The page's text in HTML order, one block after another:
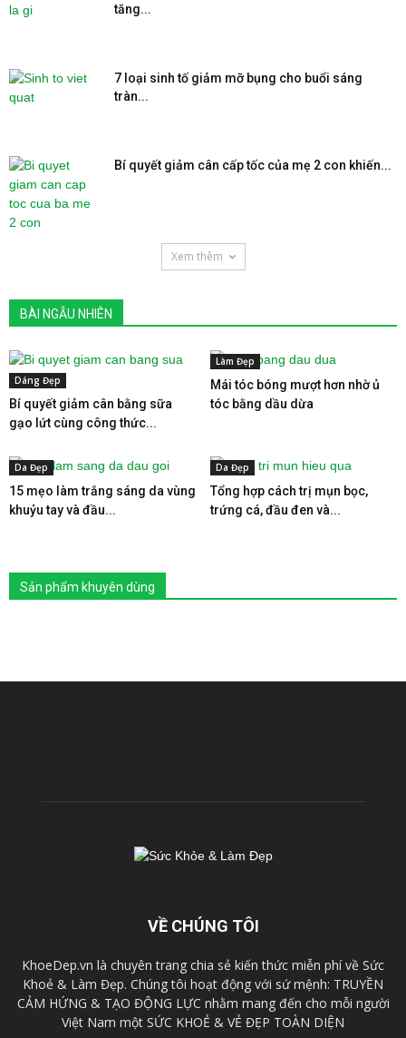
tăng...
7 loại sinh tố giảm mỡ bụng cho buổi sáng
tràn...
Bí quyết giảm cân cấp tốc của mẹ 2 con khiến...
Xem thêm
BÀI NGẪU NHIÊN
Dáng Đẹp
Bí quyết giảm cân bằng sữa
gạo lứt cùng công thức...
Làm Đẹp
Mái tóc bóng mượt hơn nhờ ủ
tóc bằng dầu dừa
Da Đẹp
15 mẹo làm trắng sáng da vùng
khuỷu tay và đầu...
Da Đẹp
Tổng hợp cách trị mụn bọc,
trứng cá, đầu đen và...
Sản phẩm khuyên dùng
VỀ CHÚNG TÔI
KhoeDep.vn là chuyên trang chia sẻ kiến thức miễn phí về Sức
Khoẻ & Làm Đẹp. Chúng tôi hoạt động với sứ mệnh: TRUYỀN
CẢM HỨNG & TẠO ĐỘNG LỰC nhằm mang đến cho mỗi người
Việt Nam một SỨC KHOẺ & VẺ ĐẸP TOÀN DIỆN